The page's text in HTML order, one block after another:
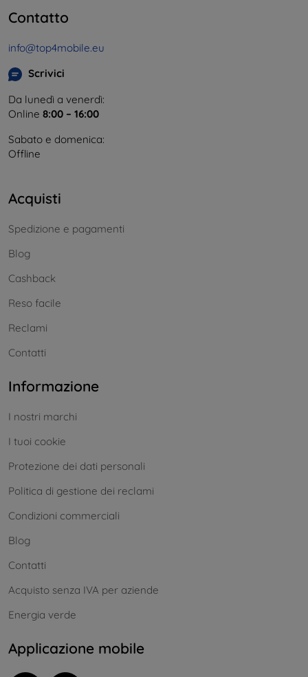
Contatto
info@top4mobile.eu
Scrivici
Da lunedì a venerdì:
Online 8:00 – 16:00
Sabato e domenica:
Offline
Acquisti
Spedizione e pagamenti
Blog
Cashback
Reso facile
Reclami
Contatti
Informazione
I nostri marchi
I tuoi cookie
Protezione dei dati personali
Politica di gestione dei reclami
Condizioni commerciali
Blog
Contatti
Acquisto senza IVA per aziende
Energia verde
Applicazione mobile